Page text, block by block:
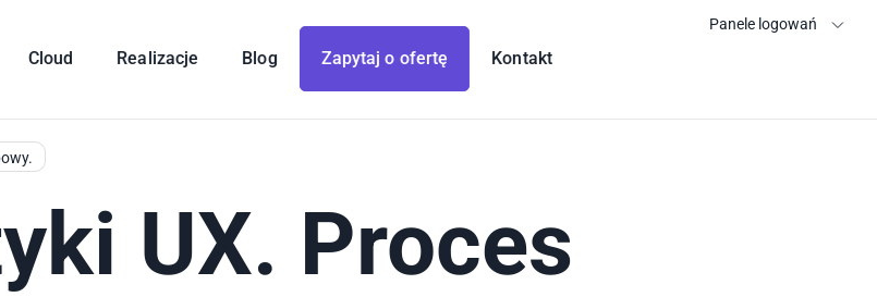
Cloud Realizacje Blog Zapytaj o ofertę Kontakt
Panele logowań
UX. Proces